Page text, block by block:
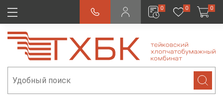
0 0 0